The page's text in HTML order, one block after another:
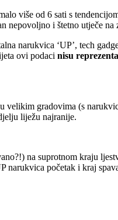
više od 6 sati s
nepovoljno i štetno utječe
narukvica ‘UP’, tech
ovi podaci nisu
velikim gradovima (s
liježu najranije.
na suprotnom kraju
početak i kraj